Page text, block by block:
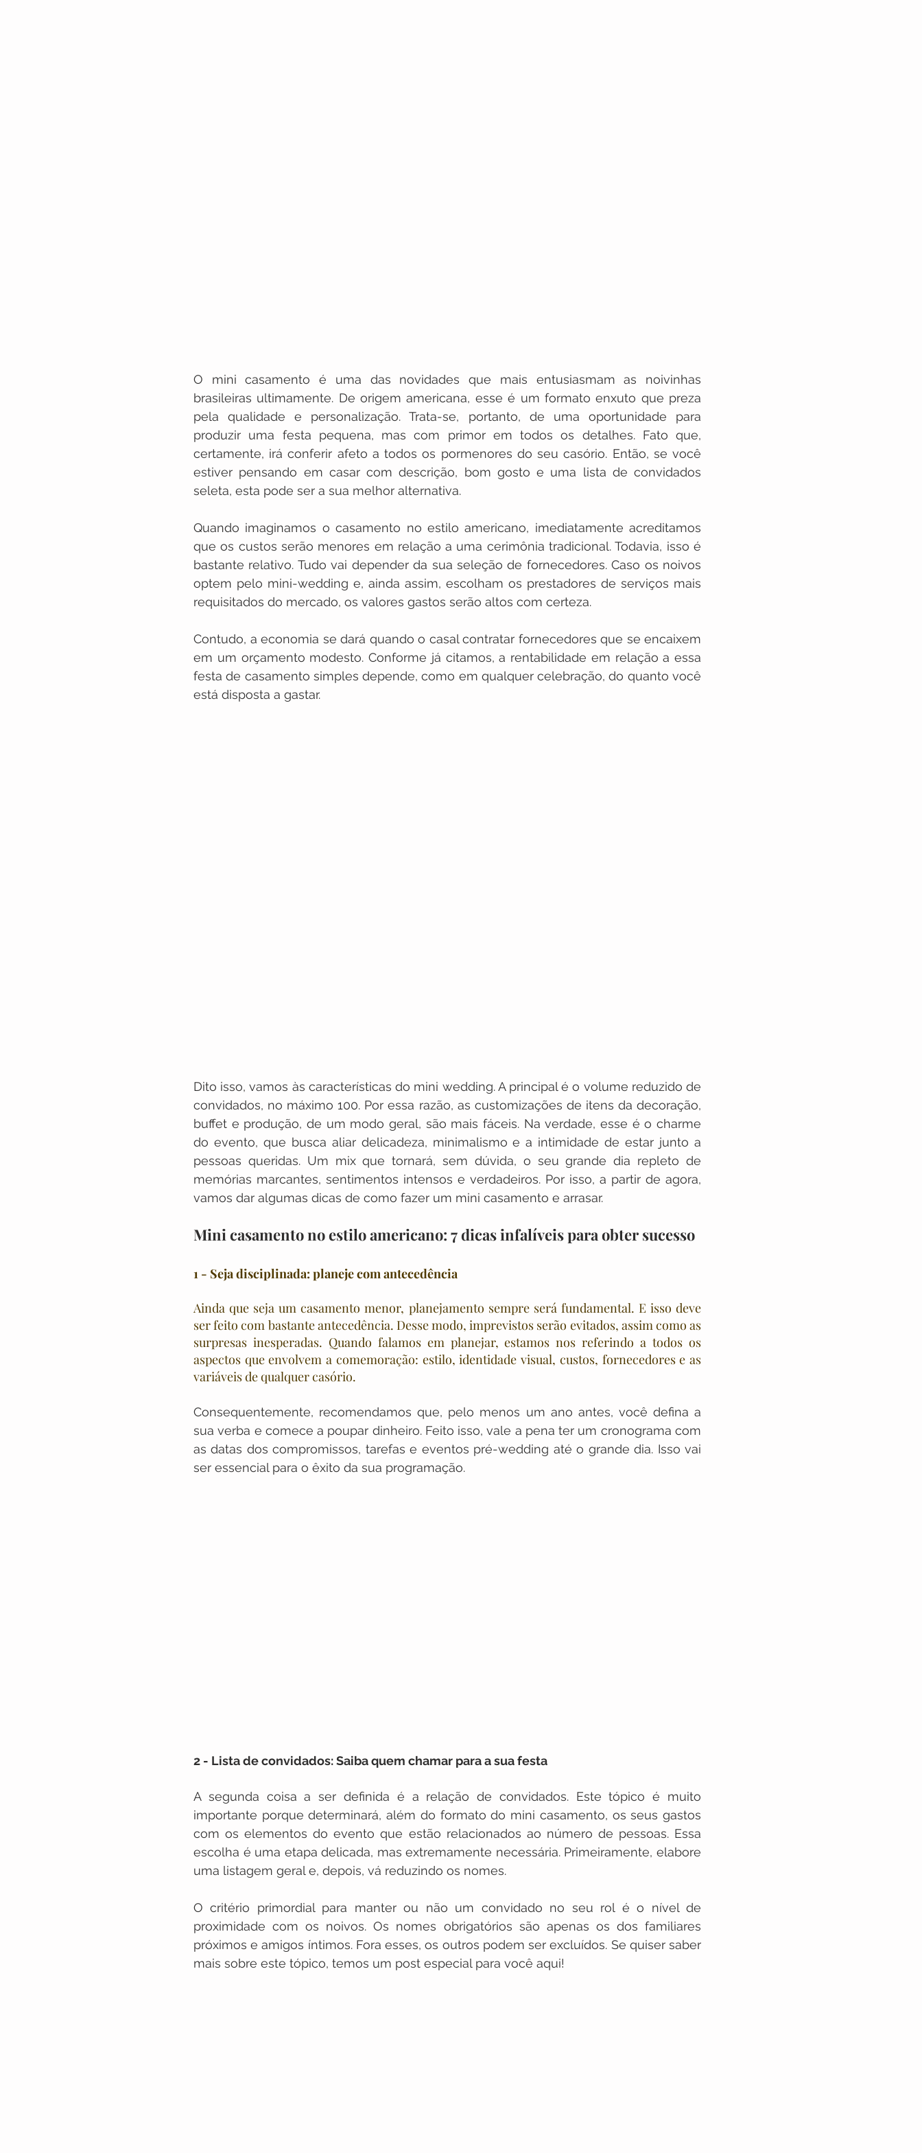
O mini casamento é uma das novidades que mais entusiasmam as noivinhas
brasileiras ultimamente. De origem americana, esse é um formato enxuto que preza
pela qualidade e personalização. Trata-se, portanto, de uma oportunidade para
produzir uma festa pequena, mas com primor em todos os detalhes. Fato que,
certamente, irá conferir afeto a todos os pormenores do seu casório. Então, se você
estiver pensando em casar com descrição, bom gosto e uma lista de convidados
seleta, esta pode ser a sua melhor alternativa.
Quando imaginamos o casamento no estilo americano, imediatamente acreditamos
que os custos serão menores em relação a uma cerimônia tradicional. Todavia, isso é
bastante relativo. Tudo vai depender da sua seleção de fornecedores. Caso os noivos
optem pelo mini-wedding e, ainda assim, escolham os prestadores de serviços mais
requisitados do mercado, os valores gastos serão altos com certeza.
Contudo, a economia se dará quando o casal contratar fornecedores que se encaixem
em um orçamento modesto. Conforme já citamos, a rentabilidade em relação a essa
festa de casamento simples depende, como em qualquer celebração, do quanto você
está disposta a gastar.
Dito isso, vamos às características do mini wedding. A principal é o volume reduzido de
convidados, no máximo 100. Por essa razão, as customizações de itens da decoração,
buffet e produção, de um modo geral, são mais fáceis. Na verdade, esse é o charme
do evento, que busca aliar delicadeza, minimalismo e a intimidade de estar junto a
pessoas queridas. Um mix que tornará, sem dúvida, o seu grande dia repleto de
memórias marcantes, sentimentos intensos e verdadeiros. Por isso, a partir de agora,
vamos dar algumas dicas de como fazer um mini casamento e arrasar.
Mini casamento no estilo americano: 7 dicas infalíveis para obter sucesso
1 - Seja disciplinada: planeje com antecedência
Ainda que seja um casamento menor, planejamento sempre será fundamental. E isso deve
ser feito com bastante antecedência. Desse modo, imprevistos serão evitados, assim como as
surpresas inesperadas. Quando falamos em planejar, estamos nos referindo a todos os
aspectos que envolvem a comemoração: estilo, identidade visual, custos, fornecedores e as
variáveis de qualquer casório.
Consequentemente, recomendamos que, pelo menos um ano antes, você defina a
sua verba e comece a poupar dinheiro. Feito isso, vale a pena ter um cronograma com
as datas dos compromissos, tarefas e eventos pré-wedding até o grande dia. Isso vai
ser essencial para o êxito da sua programação.
2 - Lista de convidados: Saiba quem chamar para a sua festa
A segunda coisa a ser definida é a relação de convidados. Este tópico é muito
importante porque determinará, além do formato do mini casamento, os seus gastos
com os elementos do evento que estão relacionados ao número de pessoas. Essa
escolha é uma etapa delicada, mas extremamente necessária. Primeiramente, elabore
uma listagem geral e, depois, vá reduzindo os nomes.
O critério primordial para manter ou não um convidado no seu rol é o nível de
proximidade com os noivos. Os nomes obrigatórios são apenas os dos familiares
próximos e amigos íntimos. Fora esses, os outros podem ser excluídos. Se quiser saber
mais sobre este tópico, temos um post especial para você aqui!